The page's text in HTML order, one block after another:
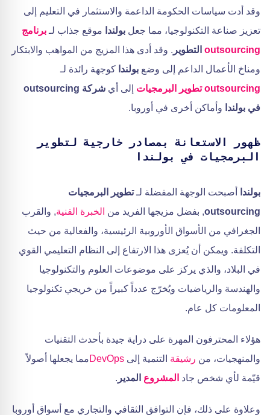
وقد أدت سياسات الحكومة الداعمة والاستثمار في التعليم إلى
تعزيز صناعة التكنولوجيا، مما جعل بولندا موقع جذاب لـ برنامج
outsourcing التطوير . وقد أدى هذا المزيج من المواهب والابتكار
ومناخ الأعمال الداعم إلى وضع بولندا كوجهة رائدة لـ
outsourcing تطوير البرمجيات
إلى أي
شركة outsourcing
في بولندا وأماكن أخرى في أوروبا.
ظهور الاستعانة بمصادر خارجية لتطوير
البرمجيات في بولندا
بولندا أصبحت الوجهة المفضلة لـتطوير البرمجيات
outsourcing, بفضل مزيجها الفريد من الخبرة الفنية, والقرب
الجغرافي من الأسواق الأوروبية الرئيسية، والفعالية من حيث
التكلفة. ويمكن أن يُعزى هذا الارتفاع إلى النظام التعليمي القوي
في البلاد، والذي يركز على موضوعات العلوم والتكنولوجيا
والهندسة والرياضيات ويُخرّج عدداً كبيراً من خريجي تكنولوجيا
المعلومات كل عام.
هؤلاء المحترفون المهرة على دراية جيدة بأحدث التقنيات
والمنهجيات، من رشيقة التنمية إلى DevOpsمما يجعلها أصولاً
قيّمة لأي شخص جاد المشروع المدير .
وعلاوة على ذلك، فإن التوافق الثقافي والتجاري مع أسواق أوروبا